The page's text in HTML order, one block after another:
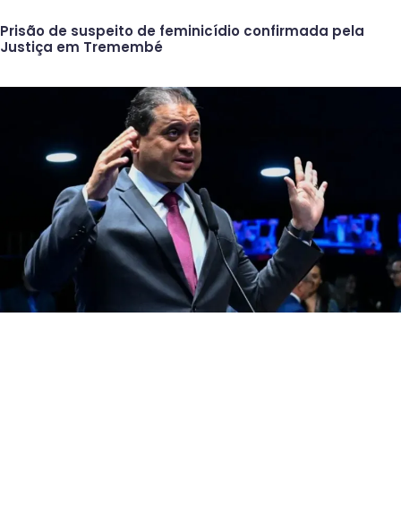
Prisão de suspeito de feminicídio confirmada pela
Justiça em Tremembé